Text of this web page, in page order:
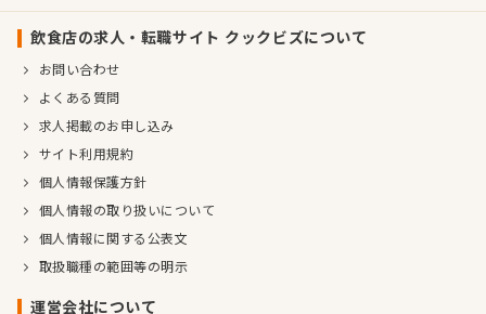
される究極の満足をお届けします。
業種／業態
般、日本料理・割烹・懐石
事業内容 総合建設業、飲食事業
代表者 代表取締役社長 平岩 敏和
飲食店の求人・転職サイト クックビズについて
お問い合わせ
よくある質問
求人掲載のお申し込み
サイト利用規約
個人情報保護方針
個人情報の取り扱いについて
個人情報に関する公表文
取扱職種の範囲等の明示
運営会社について